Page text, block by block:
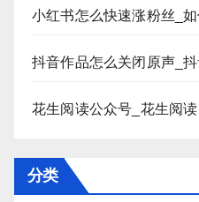
小红书怎么快速涨粉丝_
抖音作品怎么关闭原声_
花生阅读公众号_花生阅
分类